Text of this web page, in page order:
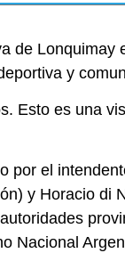
de
y
Esto es una
por el
y Horacio di
Nacional